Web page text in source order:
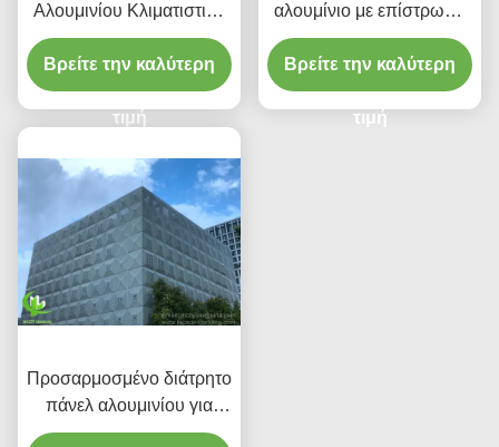
Αλουμινίου Κλιματιστικά
Κάλυβες
Βρείτε την καλύτερη
τιμή
αλουμίνιο με επίστρωση
σκόνης με
προσαρμοσμένα
χρώματα RAL και μοτίβα
κοπής λέιζερ για
Βρείτε την καλύτερη
τιμή
Προσαρμοσμένο διάτρητο
πάνελ αλουμινίου για
πρόσοψη με φινίρισμα